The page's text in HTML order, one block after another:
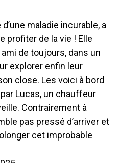
maladie incurable, a
profiter de la vie ! Elle
de toujours, dans un
explorer enfin leur
close. Les voici à bord
Lucas, un chauffeur
Contrairement à
pas pressé d’arriver et
cet improbable